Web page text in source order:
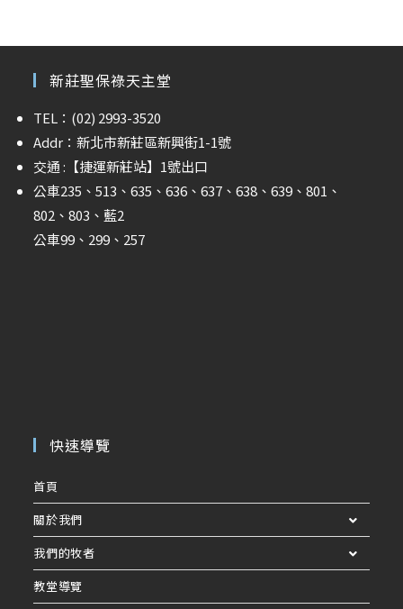
新莊聖保祿天主堂
TEL：(02) 2993-3520
Addr：新北市新莊區新興街1-1號
交通 : 【捷運新莊站】 1號出口
公車235、513、635、636、637、638、639、801、
802、803、藍2
公車99、299、257
快速導覽
首頁
關於我們
我們的牧者
教堂導覽